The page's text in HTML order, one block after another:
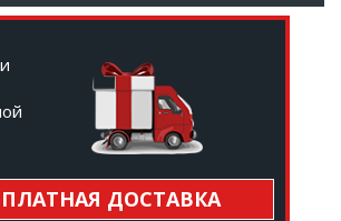
ДОСТАВКА